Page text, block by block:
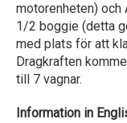
motorenheten) och
1/2 boggie (detta
med plats för att
Dragkraften
till 7 vagnar.
Information in